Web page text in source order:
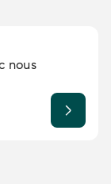
nous